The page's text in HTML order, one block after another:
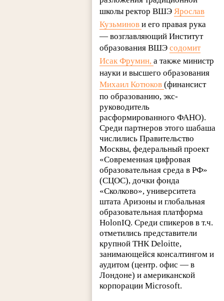
школы ректор ВШЭЯрослав
Кузьминови его правая рука
— возглавляющий Институт
образования ВШЭсодомит
Исак Фрумин,а также министр
науки и высшего образования
Михаил Котюков(финансист
по образованию, экс-
руководитель
расформированного ФАНО).
Среди партнеров этого шабаша
числились Правительство
Москвы, федеральный проект
«Современная цифровая
образовательная среда в РФ»
(СЦОС), дочки фонда
«Сколково», университета
штата Аризоны и глобальная
образовательная платформа
HolonIQ. Среди спикеров в т.ч.
отметились представители
крупной ТНК Deloitte,
занимающейся консалтингом и
аудитом (центр. офис — в
Лондоне) и американской
корпорации Microsoft.